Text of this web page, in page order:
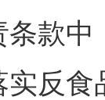
款
反